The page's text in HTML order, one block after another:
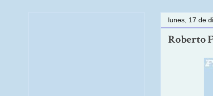
lunes, 17 de
Roberto